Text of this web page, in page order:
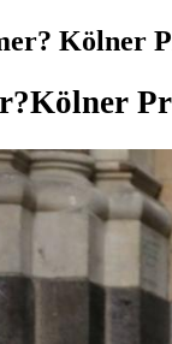
Kölner
Kölner